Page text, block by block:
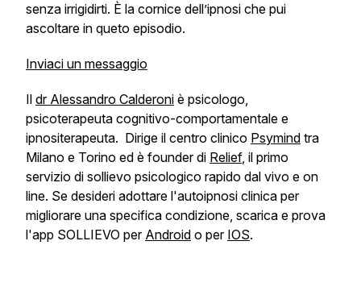
senza irrigidirti. È la cornice dell’ipnosi che pui
ascoltare in queto episodio.
Inviaci un messaggio
Il dr Alessandro Calderoni è psicologo,
psicoterapeuta cognitivo-comportamentale e
ipnositerapeuta. Dirige il centro clinico Psymind tra
Milano e Torino ed è founder di Relief, il primo
servizio di sollievo psicologico rapido dal vivo e on
line. Se desideri adottare l'autoipnosi clinica per
migliorare una specifica condizione, scarica e prova
l'app SOLLIEVO per Android o per IOS.